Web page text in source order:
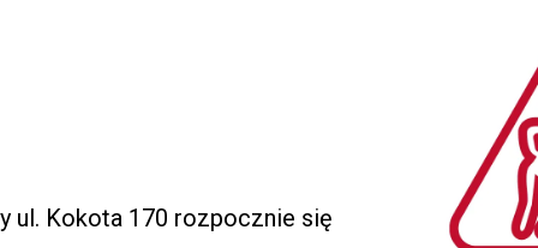
ul. Kokota 170 rozpocznie się